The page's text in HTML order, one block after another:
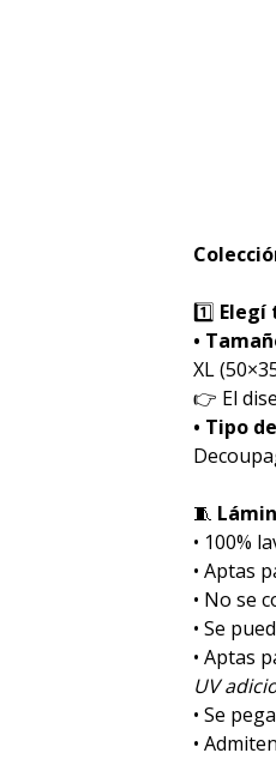
1️⃣ Elegí
•
XL
👉 El
• Tipo
🧵
• 100%
• Aptas
• No se
• Se
• Aptas
UV
• Se
•